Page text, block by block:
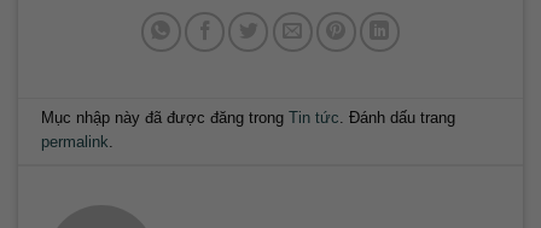
Mục nhập này đã được đăng trongTin tức. Đánh dấu trang
permalink.